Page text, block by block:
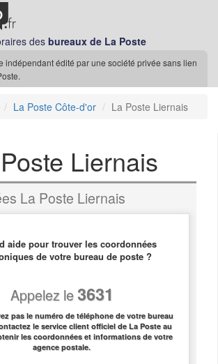
des bureaux de La Poste
indépendant édité par une société privée sans lien
La Poste Côte-d'or La Poste Liernais
Liernais
La Poste Liernais
aide pour trouver les coordonnées
de votre bureau de poste ?
Appelez le3631
pas le numéro de téléphone de votre bureau
le service client officiel de La Poste au
les coordonnées et informations de votre
agence postale.